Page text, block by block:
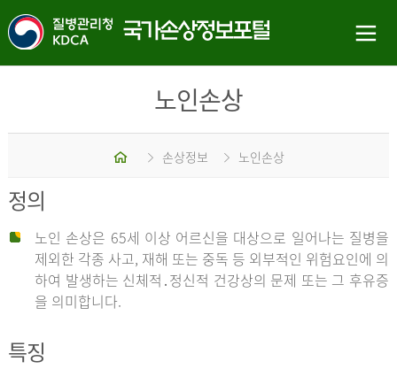
노인손상
홈 손상정보 노인손상
정의
노인 손상은 65세 이상 어르신을 대상으로 일어나는 질병을
제외한 각종 사고, 재해 또는 중독 등 외부적인 위험요인에 의
하여 발생하는 신체적․정신적 건강상의 문제 또는 그 후유증
을 의미합니다.
특징